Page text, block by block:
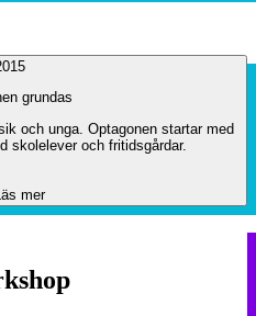
grundas
och unga. Optagonen startar med
skolelever och fritidsgårdar.
mer